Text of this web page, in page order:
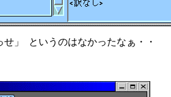
というのはなかったなぁ・・